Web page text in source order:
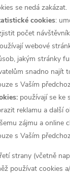
se nedá zakázat.
cookies:
počet
webové
jakým stránky
snadno najít
s Vaším
používají se ke
reklamu a další
zájmu a online
s Vaším
strany (včetně
používat cookies